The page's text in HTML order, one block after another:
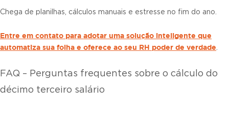
Chega de planilhas, cálculos manuais e estresse no fim do ano.
Entre em contato para adotar uma solução inteligente que
automatiza sua folha e oferece ao seu RH poder de verdade.
FAQ – Perguntas frequentes sobre o cálculo do
décimo terceiro salário